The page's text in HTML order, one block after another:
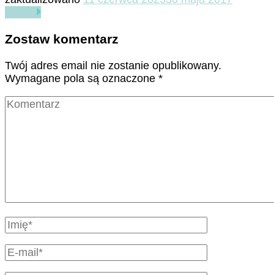
Zostaw komentarz
Twój adres email nie zostanie opublikowany.
Wymagane pola są oznaczone *